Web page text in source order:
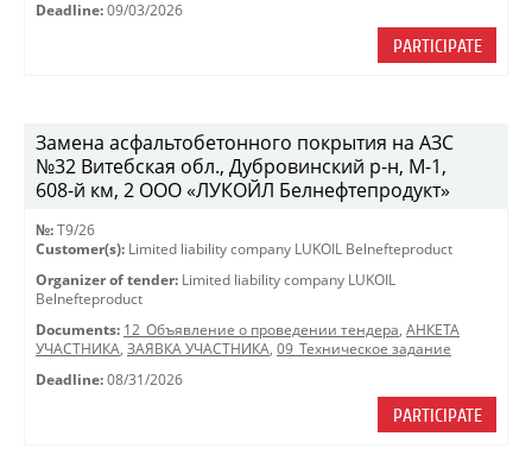
Deadline: 09/03/2026
PARTICIPATE
Замена асфальтобетонного покрытия на АЗС
№32 Витебская обл., Дубровинский р-н, М-1,
608-й км, 2 ООО «ЛУКОЙЛ Белнефтепродукт»
№: T9/26
Customer(s): Limited liability company LUKOIL Belnefteproduct
Organizer of tender: Limited liability company LUKOIL
Belnefteproduct
Documents: 12_Объявление о проведении тендера, АНКЕТА
УЧАСТНИКА, ЗАЯВКА УЧАСТНИКА, 09_Техническое задание
Deadline: 08/31/2026
PARTICIPATE